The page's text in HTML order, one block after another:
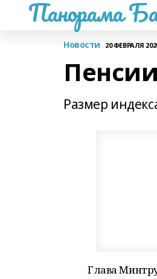
Панорама
Новости 20 ФЕВРАЛЯ
Размер
Глава